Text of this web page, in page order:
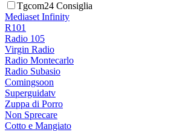
Tgcom24 Consiglia
Mediaset Infinity
R101
Radio 105
Virgin Radio
Radio Montecarlo
Radio Subasio
Comingsoon
Superguidatv
Zuppa di Porro
Non Sprecare
Cotto e Mangiato